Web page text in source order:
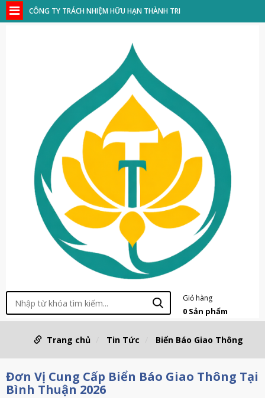
CÔNG TY TRÁCH NHIỆM HỮU HẠN THÀNH TRI
Giỏ hàng
0 Sản phẩm
Trang chủ Tin Tức Biển Báo Giao Thông
Đơn Vị Cung Cấp Biển Báo Giao Thông Tại
Bình Thuận 2026